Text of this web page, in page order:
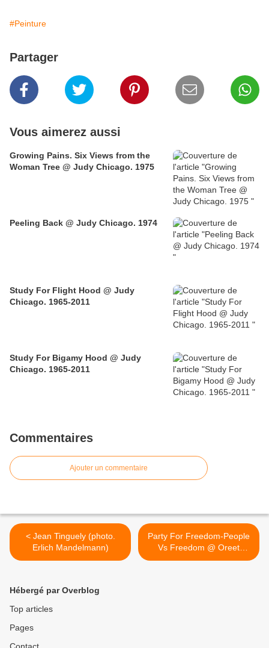
#Peinture
Partager
Vous aimerez aussi
Growing Pains. Six Views from the
Woman Tree @ Judy Chicago. 1975
Peeling Back @ Judy Chicago. 1974
Study For Flight Hood @ Judy
Chicago. 1965-2011
Study For Bigamy Hood @ Judy
Chicago. 1965-2011
Commentaires
Ajouter un commentaire
< Jean Tinguely (photo.
Erlich Mandelmann)
Party For Freedom-People
Vs Freedom @ Oreet
Ashery. 2013 >
Hébergé par Overblog
Top articles
Pages